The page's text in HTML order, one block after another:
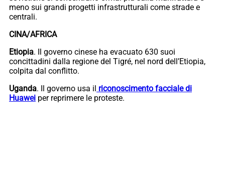
meno sui grandi progetti infrastrutturali come strade e
centrali.
CINA/AFRICA
Etiopia. Il governo cinese ha evacuato 630 suoi
concittadini dalla regione del Tigré, nel nord dell’Etiopia,
colpita dal conflitto.
Uganda. Il governo usa il riconoscimento facciale di
Huawei per reprimere le proteste.